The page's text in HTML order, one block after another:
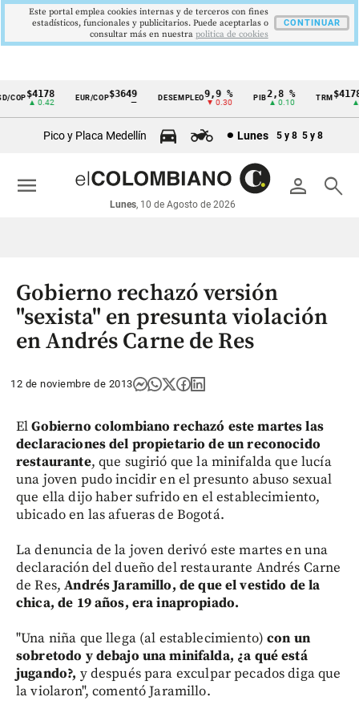
Cintillo
económicos
Colombia
$4178
▲ 0.42
EUR/COP$3649 DESEMPLEO 9,9 %
▼ 0.30
PIB2,8 %
▲ 0.10
TRM
▲
Pico y Placa Medellín Lunes 5 y 8 5 y 8
person search
Lunes, 10 de Agosto de 2026
menu
Gobierno rechazó versión
"sexista" en presunta violación
en Andrés Carne de Res
12 de noviembre de 2013
ElGobierno colombiano rechazó este martes las
declaraciones del propietario de un reconocido
restaurante, que sugirió que la minifalda que lucía
una joven pudo incidir en el presunto abuso sexual
que ella dijo haber sufrido en el establecimiento,
ubicado en las afueras de Bogotá.
La denuncia de la joven derivó este martes en una
declaración del dueño del restaurante Andrés Carne
de Res,Andrés Jaramillo, de que el vestido de la
chica, de 19 años, era inapropiado.
"Una niña que llega (al establecimiento)con un
sobretodo y debajo una minifalda, ¿a qué está
jugando?, y después para exculpar pecados diga que
la violaron", comentó Jaramillo.
Este portal emplea cookies internas y de terceros con fines
estadísticos, funcionales y publicitarios. Puede aceptarlas o
consultar más en nuestra politica de cookies
CONTINUAR